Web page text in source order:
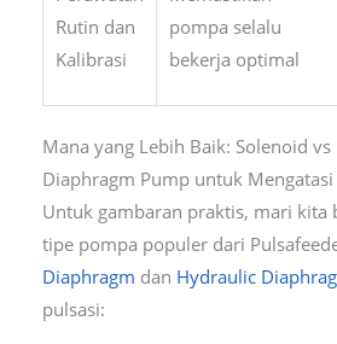
Rutin dan
Kalibrasi
pompa selalu
bekerja optimal
Mana yang Lebih Baik: Solenoid
Diaphragm Pump untuk Mengatasi
Untuk gambaran praktis, mari kita
tipe pompa populer dari
Diaphragm dan Hydraulic
pulsasi: